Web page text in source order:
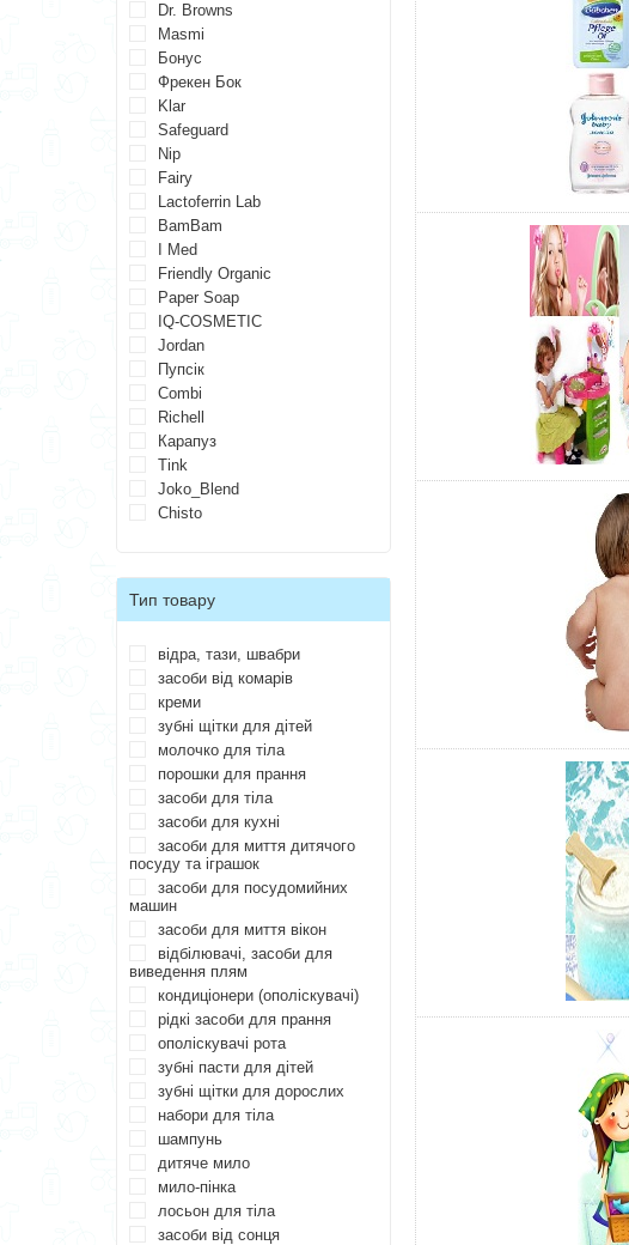
Dr. Browns
Masmi
Бонус
Фрекен Бок
Klar
Safeguard
Nip
Fairy
Lactoferrin Lab
BamBam
I Med
Friendly Organic
Paper Soap
IQ-COSMETIC
Jordan
Пупсік
Combi
Richell
Карапуз
Tink
Joko_Blend
Chisto
Тип товару
відра, тази, швабри
засоби від комарів
креми
зубні щітки для дітей
молочко для тіла
порошки для прання
засоби для тіла
засоби для кухні
засоби для миття дитячого
посуду та іграшок
засоби для посудомийних
машин
засоби для миття вікон
відбілювачі, засоби для
виведення плям
кондиціонери (ополіскувачі)
рідкі засоби для прання
ополіскувачі рота
зубні пасти для дітей
зубні щітки для дорослих
набори для тіла
шампунь
дитяче мило
мило-пінка
лосьон для тіла
засоби від сонця